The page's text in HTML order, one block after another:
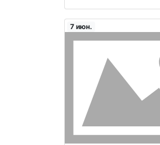
7 июн.